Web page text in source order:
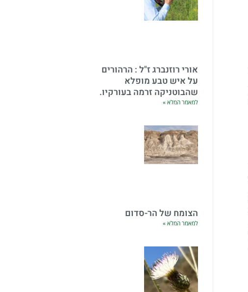
אורי רוזנברג ז"ל : הרהורים
על איש טבע מופלא
שהבוטניקה זרמה בעורקיו.
למאמר המלא »
הצומח של הר-סדום
למאמר המלא »